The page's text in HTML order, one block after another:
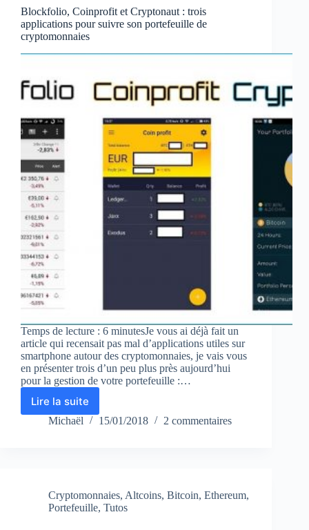
Blockfolio, Coinprofit et Cryptonaut : trois
applications pour suivre son portefeuille de
cryptomonnaies
Temps de lecture : 6 minutesJe vous ai déjà fait un
article qui recensait pas mal d’applications utiles sur
smartphone autour des cryptomonnaies, je vais vous
en présenter trois d’un peu plus près aujourd’hui
pour la gestion de votre portefeuille :…
Lire la suite
Blockfolio,
Coinprofit
pour
suivre
Michaël 15/01/2018 2 commentaires
Cryptomonnaies, Altcoins, Bitcoin, Ethereum,
Portefeuille, Tutos